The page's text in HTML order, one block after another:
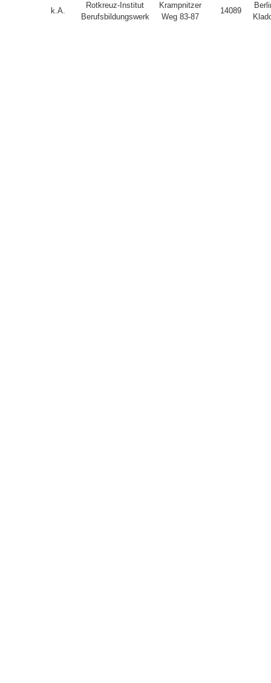
k.A.
Rotkreuz-Institut
Berufsbildungswerk
Krampnitzer
Weg 83-87
14089